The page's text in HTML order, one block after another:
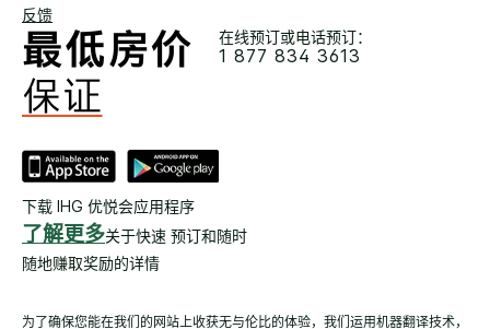
反馈
在线预订或电话预订：
1 877 834 3613
下载 IHG 优悦会应用程序
了解更多关于快速 预订和随时
随地赚取奖励的详情
为了确保您能在我们的网站上收获无与伦比的体验，我们运用机器翻译技术，